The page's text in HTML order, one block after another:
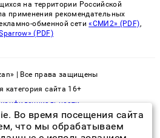
на территории Российской
применения рекомендательных
обменной сети«СМИ2» (PDF),
(PDF)
| Все права защищены
категория сайта 16+
Во время посещения сайта
что мы обрабатываем